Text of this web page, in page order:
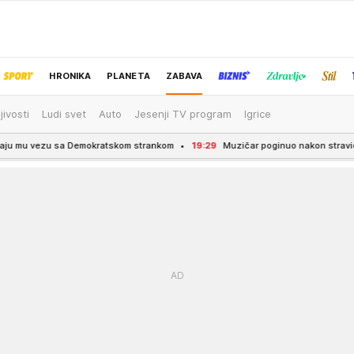
HRONIKA PLANETA ZABAVA
IZBOR UREDNIKA
Ludi svet Auto Jesenji TV program Igrice
strankom 19:29 Muzičar poginuo nakon stravičnog sudara s